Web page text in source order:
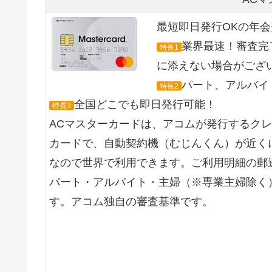
最短即日発行OKの年
特長1 業界最速！審査
に添えない場合がござ
特長2 パート、アルバイ
特長3 全国どこでも即日発行可能！
ACマスターカードは、アコムが発行するク
カードで、自動契約機（むじんくん）が近
なので世界で利用できます。ご利用明細の
パート・アルバイト・主婦（※専業主婦除
す。アコム独自の審査基準です。